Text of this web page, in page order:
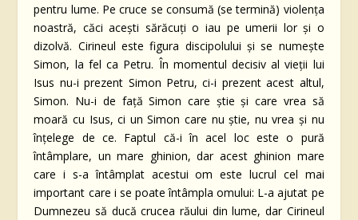
pentru lume. Pe cruce se consumă (se termină) violența
noastră, căci acești sărăcuți o iau pe umerii lor și o
dizolvă. Cirineul este figura discipolului și se numește
Simon, la fel ca Petru. În momentul decisiv al vieții lui
Isus nu-i prezent Simon Petru, ci-i prezent acest altul,
Simon. Nu-i de față Simon care știe și care vrea să
moară cu Isus, ci un Simon care nu știe, nu vrea și nu
înțelege de ce. Faptul că-i în acel loc este o pură
întâmplare, un mare ghinion, dar acest ghinion mare
care i s-a întâmplat acestui om este lucrul cel mai
important care i se poate întâmpla omului: L-a ajutat pe
Dumnezeu să ducă crucea răului din lume, dar Cirineul